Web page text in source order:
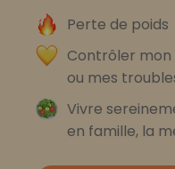
Perte de poids
Contrôler
ou mes
Vivre
en famille, la